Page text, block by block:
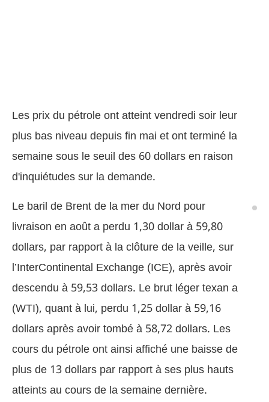
Les prix du pétrole ont atteint vendredi soir leur
plus bas niveau depuis fin mai et ont terminé la
semaine sous le seuil des 60 dollars en raison
d'inquiétudes sur la demande.
Le baril de Brent de la mer du Nord pour
livraison en août a perdu 1,30 dollar à 59,80
dollars, par rapport à la clôture de la veille, sur
l’InterContinental Exchange (ICE), après avoir
descendu à 59,53 dollars. Le brut léger texan a
(WTI), quant à lui, perdu 1,25 dollar à 59,16
dollars après avoir tombé à 58,72 dollars. Les
cours du pétrole ont ainsi affiché une baisse de
plus de 13 dollars par rapport à ses plus hauts
atteints au cours de la semaine dernière.